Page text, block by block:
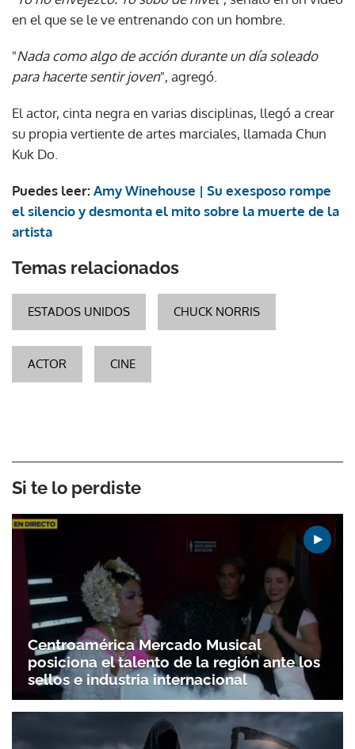
en el que se le ve entrenando con un hombre.
"Nada como algo de acción durante un día soleado
para hacerte sentir joven", agregó.
El actor, cinta negra en varias disciplinas, llegó a crear
su propia vertiente de artes marciales, llamada Chun
Kuk Do.
Puedes leer: Amy Winehouse | Su exesposo rompe
el silencio y desmonta el mito sobre la muerte de la
artista
Temas relacionados
ESTADOS UNIDOS CHUCK NORRIS
ACTOR CINE
Si te lo perdiste
Centroamérica Mercado Musical
posiciona el talento de la región ante los
sellos e industria internacional